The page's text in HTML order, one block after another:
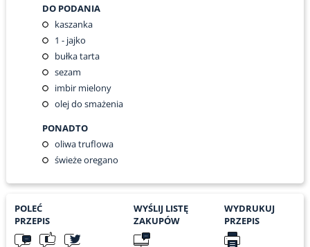
DO PODANIA
kaszanka
1 - jajko
bułka tarta
sezam
imbir mielony
olej do smażenia
PONADTO
oliwa truflowa
świeże oregano
POLEĆ
PRZEPIS
WYŚLIJ LISTĘ
ZAKUPÓW
WYDRUKUJ
PRZEPIS